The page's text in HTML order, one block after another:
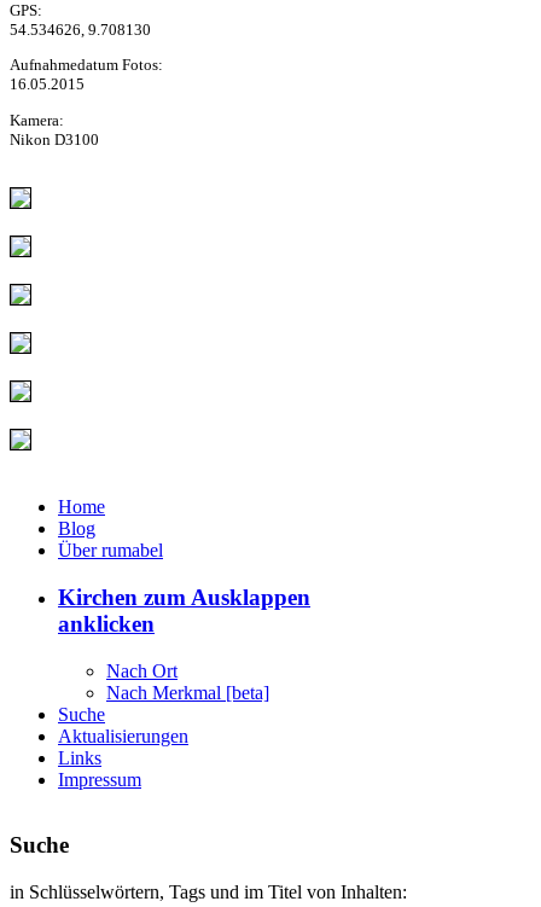
GPS:
54.534626, 9.708130
Aufnahmedatum Fotos:
16.05.2015
Kamera:
Nikon D3100
Home
Blog
Über rumabel
Kirchen zum Ausklappen
anklicken
Nach Ort
Nach Merkmal [beta]
Suche
Aktualisierungen
Links
Impressum
Suche
in Schlüsselwörtern, Tags und im Titel von Inhalten: